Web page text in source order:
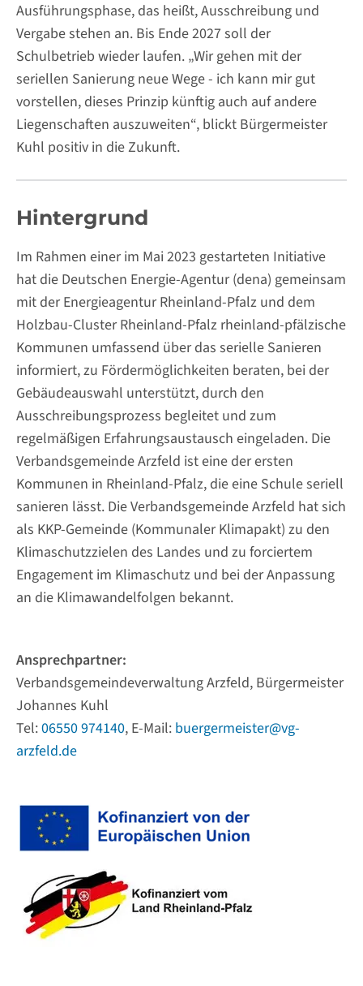
Ausführungsphase, das heißt, Ausschreibung und
Vergabe stehen an. Bis Ende 2027 soll der
Schulbetrieb wieder laufen. „Wir gehen mit der
seriellen Sanierung neue Wege - ich kann mir gut
vorstellen, dieses Prinzip künftig auch auf andere
Liegenschaften auszuweiten“, blickt Bürgermeister
Kuhl positiv in die Zukunft.
Hintergrund
Im Rahmen einer im Mai 2023 gestarteten Initiative
hat die Deutschen Energie-Agentur (dena) gemeinsam
mit der Energieagentur Rheinland-Pfalz und dem
Holzbau-Cluster Rheinland-Pfalz rheinland-pfälzische
Kommunen umfassend über das serielle Sanieren
informiert, zu Fördermöglichkeiten beraten, bei der
Gebäudeauswahl unterstützt, durch den
Ausschreibungsprozess begleitet und zum
regelmäßigen Erfahrungsaustausch eingeladen. Die
Verbandsgemeinde Arzfeld ist eine der ersten
Kommunen in Rheinland-Pfalz, die eine Schule seriell
sanieren lässt. Die Verbandsgemeinde Arzfeld hat sich
als KKP-Gemeinde (Kommunaler Klimapakt) zu den
Klimaschutzzielen des Landes und zu forciertem
Engagement im Klimaschutz und bei der Anpassung
an die Klimawandelfolgen bekannt.
Ansprechpartner:
Verbandsgemeindeverwaltung Arzfeld, Bürgermeister
Johannes Kuhl
Tel:06550 974140, E-Mail: buergermeister@vg-
arzfeld.de